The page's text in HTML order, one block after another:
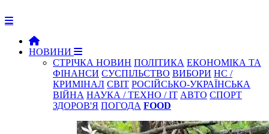
НОВИНИ
СТРІЧКА НОВИН ПОЛІТИКА ЕКОНОМІКА ТА
ФІНАНСИ СУСПІЛЬСТВО ВИБОРИ НС /
КРИМІНАЛ СВІТ РОСІЙСЬКО-УКРАЇНСЬКА
ВІЙНА НАУКА / ТЕХНО / IT АВТО СПОРТ
ЗДОРОВ'Я ПОГОДА FOOD